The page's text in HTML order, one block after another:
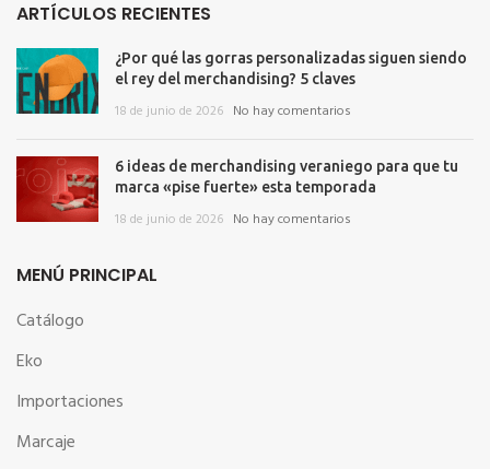
ARTÍCULOS RECIENTES
¿Por qué las gorras personalizadas siguen siendo
el rey del merchandising? 5 claves
18 de junio de 2026 No hay comentarios
6 ideas de merchandising veraniego para que tu
marca «pise fuerte» esta temporada
18 de junio de 2026 No hay comentarios
MENÚ PRINCIPAL
Catálogo
Eko
Importaciones
Marcaje